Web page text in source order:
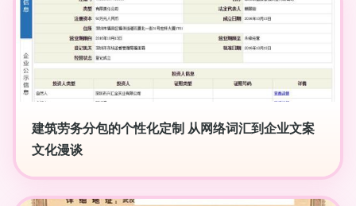
建筑劳务分包的个性化定制 从网络词汇到企业文案
文化漫谈